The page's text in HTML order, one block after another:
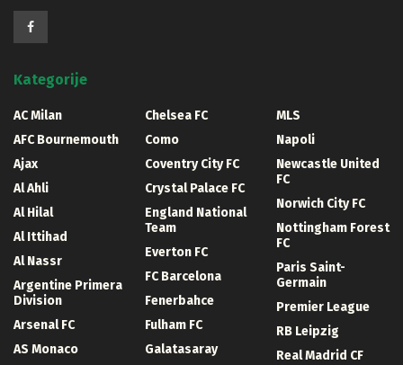
Kategorije
AC Milan
AFC Bournemouth
Ajax
Al Ahli
Al Hilal
Al Ittihad
Al Nassr
Argentine Primera
Division
Arsenal FC
AS Monaco
Chelsea FC
Como
Coventry City FC
Crystal Palace FC
England National
Team
Everton FC
FC Barcelona
Fenerbahce
Fulham FC
Galatasaray
MLS
Napoli
Newcastle United
FC
Norwich City FC
Nottingham Forest
FC
Paris Saint-
Germain
Premier League
RB Leipzig
Real Madrid CF